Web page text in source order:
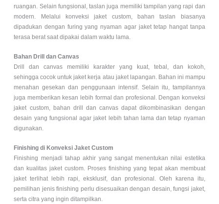
ruangan. Selain fungsional, taslan juga memiliki tampilan yang rapi dan
modern. Melalui konveksi jaket custom, bahan taslan biasanya
dipadukan dengan furing yang nyaman agar jaket tetap hangat tanpa
terasa berat saat dipakai dalam waktu lama.
Bahan Drill dan Canvas
Drill dan canvas memiliki karakter yang kuat, tebal, dan kokoh,
sehingga cocok untuk jaket kerja atau jaket lapangan. Bahan ini mampu
menahan gesekan dan penggunaan intensif. Selain itu, tampilannya
juga memberikan kesan lebih formal dan profesional. Dengan konveksi
jaket custom, bahan drill dan canvas dapat dikombinasikan dengan
desain yang fungsional agar jaket lebih tahan lama dan tetap nyaman
digunakan.
Finishing di Konveksi Jaket Custom
Finishing menjadi tahap akhir yang sangat menentukan nilai estetika
dan kualitas jaket custom. Proses finishing yang tepat akan membuat
jaket terlihat lebih rapi, eksklusif, dan profesional. Oleh karena itu,
pemilihan jenis finishing perlu disesuaikan dengan desain, fungsi jaket,
serta citra yang ingin ditampilkan.